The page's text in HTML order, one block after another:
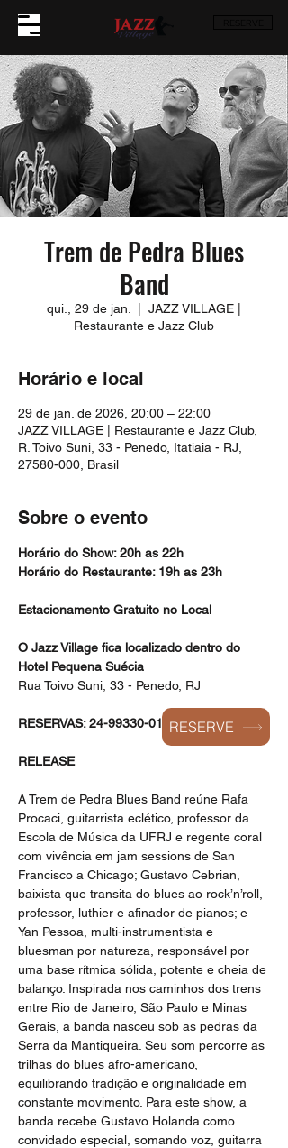
Trem de Pedra Blues
Band
qui., 29 de jan.
JAZZ VILLAGE |
Restaurante e Jazz Club
Horário e local
29 de jan. de 2026, 20:00 – 22:00
JAZZ VILLAGE | Restaurante e Jazz Club,
R. Toivo Suni, 33 - Penedo, Itatiaia - RJ,
27580-000, Brasil
Sobre o evento
Horário do Show: 20h as 22h
Horário do Restaurante: 19h as 23h
Estacionamento Gratuito no Local
O Jazz Village fica localizado dentro do
Hotel Pequena Suécia
Rua Toivo Suni, 33 - Penedo, RJ
RESERVAS: 24-99330-0168
RELEASE
A Trem de Pedra Blues Band reúne Rafa
Procaci, guitarrista eclético, professor da
Escola de Música da UFRJ e regente coral
com vivência em jam sessions de San
Francisco a Chicago; Gustavo Cebrian,
baixista que transita do blues ao rock’n’roll,
professor, luthier e afinador de pianos; e
Yan Pessoa, multi-instrumentista e
bluesman por natureza, responsável por
uma base rítmica sólida, potente e cheia de
balanço. Inspirada nos caminhos dos trens
entre Rio de Janeiro, São Paulo e Minas
Gerais, a banda nasceu sob as pedras da
Serra da Mantiqueira. Seu som percorre as
trilhas do blues afro-americano,
equilibrando tradição e originalidade em
constante movimento. Para este show, a
banda recebe Gustavo Holanda como
convidado especial, somando voz, guitarra
RESERVE